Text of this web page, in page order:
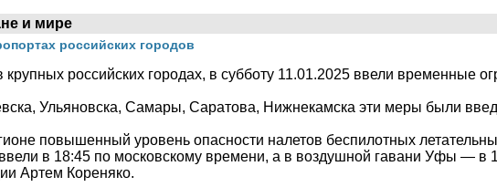
и мире
российских городов
российских городах, в субботу 11.01.2025 ввели временные
Ульяновска, Самары, Саратова, Нижнекамска эти меры были
повышенный уровень опасности налетов беспилотных
в 18:45 по московскому времени, а в воздушной гавани Уфы — в
Артем Кореняко.